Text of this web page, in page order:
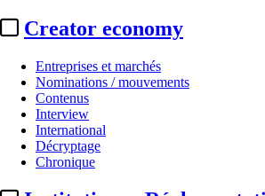
Creator economy
Entreprises et marchés
Nominations / mouvements
Contenus
Interview
International
Décryptage
Chronique